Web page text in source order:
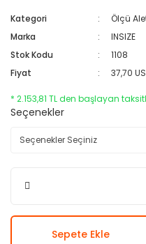
Kategori
Ölçü
Marka
INSIZE
Stok Kodu
1108
Fiyat
37,70
* 2.153,81 TL den başlayan
Seçenekler
Sepete Ekle